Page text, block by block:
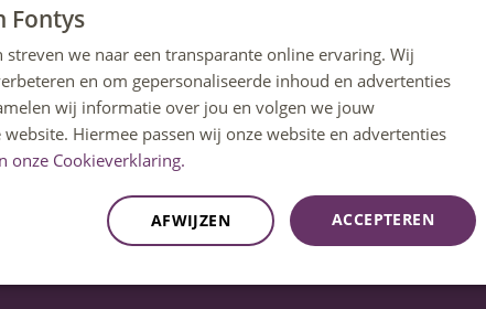
– 17:00u uur.
ENGLISH
Fontys
we naar een transparante online ervaring. Wij
en om gepersonaliseerde inhoud en advertenties
wij informatie over jou en volgen we jouw
Hiermee passen wij onze website en advertenties
onze Cookieverklaring.
ACCEPTEREN
AFWIJZEN